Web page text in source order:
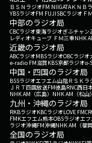
ＢＳＮラジオFM NIIGATAＫＮＢ
YBSラジオFM FUJISBCラジオ Ｆ
中部のラジオ局
CBCラジオ東海ラジオぎふチャン
レディオキューブ ＦＭ三重NHK
近畿のラジオ局
ABCラジオMBSラジオOBCラジオ
e-radio FM滋賀KBS京都ラジオα-
中国・四国のラジオ局
BSSラジオエフエム山陰ＲＳＫラ
ＪＲＴ四国放送FM徳島RNC西日
NHK AM（広島） NHK AM（松山）
九州・沖縄のラジオ局
RKBラジオKBCラジオLOVE FM
FMKエフエム熊本OBSラジオエ
ラジオ沖縄FM沖縄NHK AM（福岡
全国のラジオ局